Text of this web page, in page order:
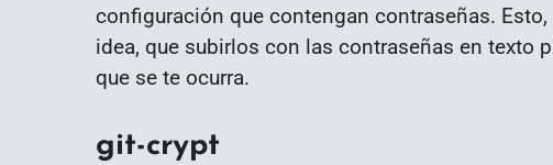
configuración que contengan contraseñas.
idea, que subirlos con las contraseñas en texto
que se te ocurra.
git-crypt